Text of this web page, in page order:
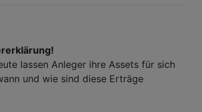
lassen Anleger ihre Assets für sich
und wie sind diese Erträge